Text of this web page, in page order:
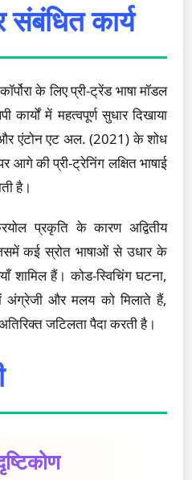
कार्य
के लिए प्री-ट्रेंड भाषा मॉडल
में महत्वपूर्ण सुधार दिखाया
एंटोन एट अल. (2021) के शोध
आगे की प्री-ट्रेनिंग लक्षित भाषाई
है।
प्रकृति के कारण अद्वितीय
कई स्रोत भाषाओं से उधार के
शामिल हैं। कोड-स्विचिंग घटना,
अंग्रेजी और मलय को मिलाते हैं,
जटिलता पैदा करती है।